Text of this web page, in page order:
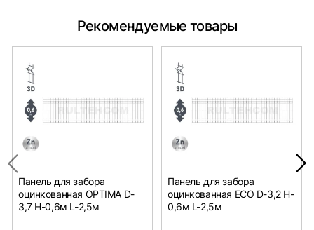
Рекомендуемые товары
Панель для забора
оцинкованная OPTIMA D-
3,7 H-0,6м L-2,5м
Панель для забора
оцинкованная ECO D-3,2 H-
0,6м L-2,5м